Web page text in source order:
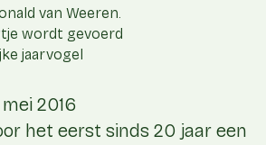
van Weeren.
wordt gevoerd
jaarvogel
2016
het eerst sinds 20 jaar een